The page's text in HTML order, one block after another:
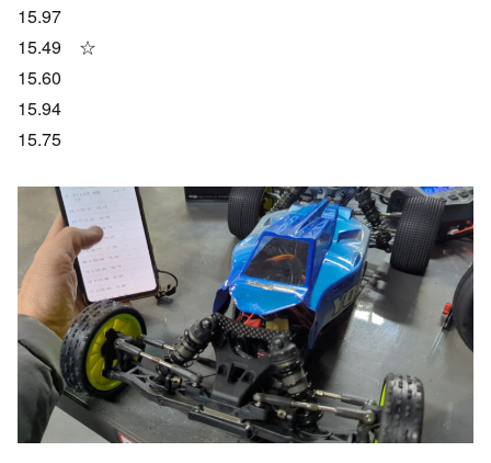
15.97
15.49 ☆
15.60
15.94
15.75